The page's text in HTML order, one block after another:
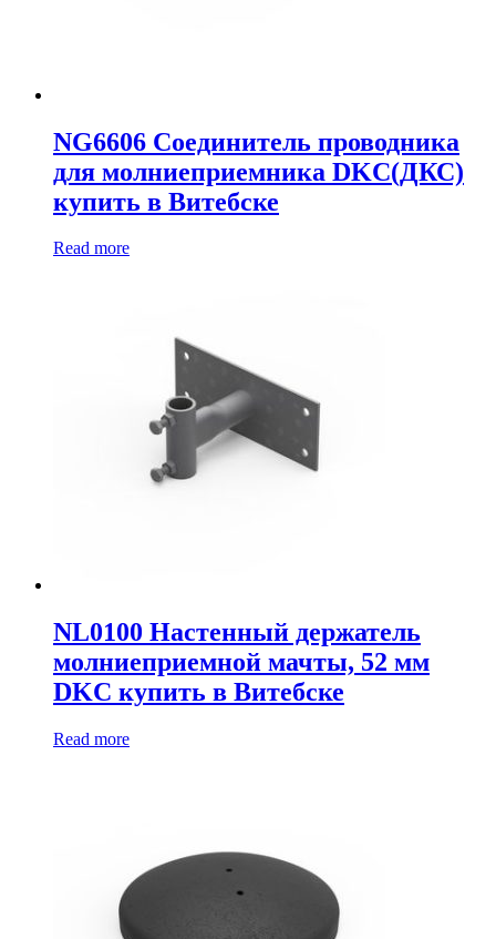
NG6606 Соединитель проводника
для молниеприемника DKC(ДКС)
купить в Витебске
Read more
NL0100 Настенный держатель
молниеприемной мачты, 52 мм
DKC купить в Витебске
Read more